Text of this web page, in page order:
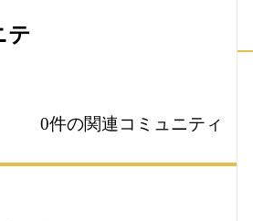
テ
0件の関連コミュニティ